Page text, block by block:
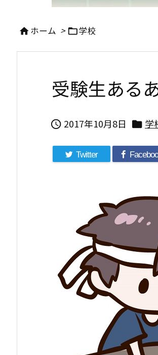
ホーム > 学校
受験生ある
 2017年10月8日  学
Twitter